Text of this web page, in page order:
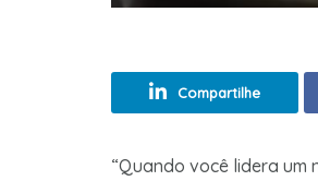
Compartilhe
“Quando você lidera um